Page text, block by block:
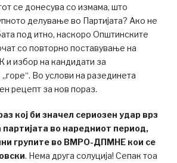
се донесува со измама, што
делување во Партијата? Ако не
под итно, наскоро Општинските
со повторно поставување на
и избор на кандидати за
Во услови на разединета
рецепт за нов пораз.
кој би значел сериозен удар врз
партијата во наредниот период,
групите во ВМРО-ДПМНЕ кои се
. Нема друга солуција! Сепак тоа